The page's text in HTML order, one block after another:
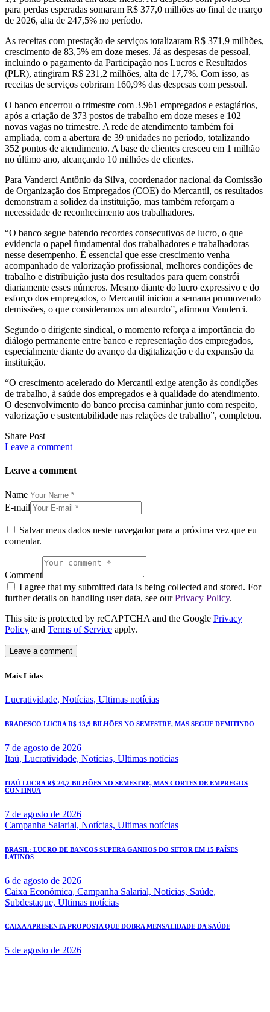
para perdas esperadas somaram R$ 377,0 milhões ao final de março
de 2026, alta de 247,5% no período.
As receitas com prestação de serviços totalizaram R$ 371,9 milhões,
crescimento de 83,5% em doze meses. Já as despesas de pessoal,
incluindo o pagamento da Participação nos Lucros e Resultados
(PLR), atingiram R$ 231,2 milhões, alta de 17,7%. Com isso, as
receitas de serviços cobriram 160,9% das despesas com pessoal.
O banco encerrou o trimestre com 3.961 empregados e estagiários,
após a criação de 373 postos de trabalho em doze meses e 102
novas vagas no trimestre. A rede de atendimento também foi
ampliada, com a abertura de 39 unidades no período, totalizando
352 pontos de atendimento. A base de clientes cresceu em 1 milhão
no último ano, alcançando 10 milhões de clientes.
Para Vanderci Antônio da Silva, coordenador nacional da Comissão
de Organização dos Empregados (COE) do Mercantil, os resultados
demonstram a solidez da instituição, mas também reforçam a
necessidade de reconhecimento aos trabalhadores.
“O banco segue batendo recordes consecutivos de lucro, o que
evidencia o papel fundamental dos trabalhadores e trabalhadoras
nesse desempenho. É essencial que esse crescimento venha
acompanhado de valorização profissional, melhores condições de
trabalho e distribuição justa dos resultados para quem constrói
diariamente esses números. Mesmo diante do lucro expressivo e do
esforço dos empregados, o Mercantil iniciou a semana promovendo
demissões, o que consideramos um absurdo”, afirmou Vanderci.
Segundo o dirigente sindical, o momento reforça a importância do
diálogo permanente entre banco e representação dos empregados,
especialmente diante do avanço da digitalização e da expansão da
instituição.
“O crescimento acelerado do Mercantil exige atenção às condições
de trabalho, à saúde dos empregados e à qualidade do atendimento.
O desenvolvimento do banco precisa caminhar junto com respeito,
valorização e sustentabilidade nas relações de trabalho”, completou.
Share Post
Leave a comment
Leave a comment
Name
E-mail
Salvar meus dados neste navegador para a próxima vez que eu
comentar.
Comment
I agree that my submitted data is being collected and stored. For
further details on handling user data, see ourPrivacy Policy.
This site is protected by reCAPTCHA and the Google Privacy
Policy and Terms of Service apply.
Mais Lidas
Lucratividade, Notícias, Ultimas notícias
BRADESCO LUCRA R$ 13,9 BILHÕES NO SEMESTRE, MAS SEGUE DEMITINDO
7 de agosto de 2026
Itaú, Lucratividade, Notícias, Ultimas notícias
ITAÚ LUCRA R$ 24,7 BILHÕES NO SEMESTRE, MAS CORTES DE EMPREGOS
CONTINUA
7 de agosto de 2026
Campanha Salarial, Notícias, Ultimas notícias
BRASIL: LUCRO DE BANCOS SUPERA GANHOS DO SETOR EM 15 PAÍSES
LATINOS
6 de agosto de 2026
Caixa Econômica, Campanha Salarial, Notícias, Saúde,
Subdestaque, Ultimas notícias
CAIXA APRESENTA PROPOSTA QUE DOBRA MENSALIDADE DA SAÚDE
5 de agosto de 2026